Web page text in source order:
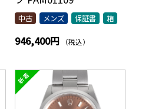
中古 メンズ 保証書 箱
946,400円 （税込）